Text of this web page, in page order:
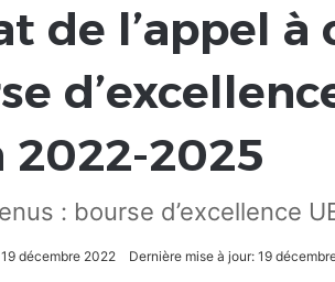
de l’appel
2025
: bourse d’excellence
19 décembre 2022 Dernière mise à jour: 19